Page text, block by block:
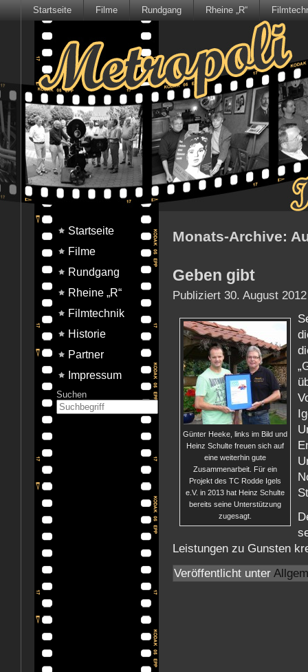
Startseite Filme Rundgang Rheine „R“
Startseite
Filme
Rundgang
Rheine „R“
Filmtechnik
Historie
Partner
Impressum
Suchen
Monats-Archive:
Geben gibt
Publiziert 30. August 2012
Günter Heeke, links im Bild und
Heinz Schulte freuen sich auf
eine weiterhin gute
Zusammenarbeit. Für ein
Projekt des TC Rodde Igels
e.V. in 2013 hat Heinz Schulte
bereits seine Unterstützung
zugesagt.
Leistungen zu Gunsten
Veröffentlicht unter